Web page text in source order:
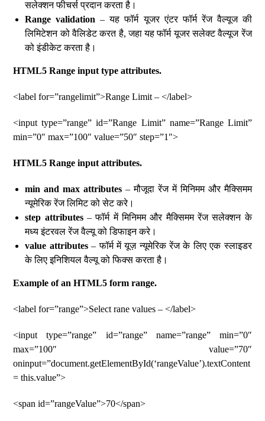
सलेक्शन फीचर्स प्रदान करता है।
Range validation – यह फॉर्म यूजर एंटर फॉर्म रेंज वैल्यूज की
लिमिटेशन को वैलिडेट करत है, जहा यह फॉर्म यूजर सलेक्ट वैल्यूज रेंज
को इंडीकेट करता है।
HTML5 Range input type attributes.
<label for=”rangelimit”>Range Limit – </label>
<input type=”range” id=”Range Limit” name=”Range Limit”
min=”0″ max=”100″ value=”50″ step=”1″>
HTML5 Range input attributes.
min and max attributes – मौजूदा रेंज में मिनिमम और मैक्सिमम
न्यूमेरिक रेंज लिमिट को सेट करे।
step attributes– फॉर्म में मिनिमम और मैक्सिमम रेंज सलेक्शन के
मध्य इंटरवल रेंज वैल्यू को डिफाइन करे।
value attributes– फॉर्म में यूज़ न्यूमेरिक रेंज के लिए एक स्लाइडर
के लिए इनिशियल वैल्यू को फिक्स करता है।
Example of an HTML5 form range.
<label for=”range”>Select rane values – </label>
<input type=”range” id=”range” name=”range” min=”0″
max=”100″ value=”70″
oninput=”document.getElementById(‘rangeValue’).textContent
= this.value”>
<span id=”rangeValue”>70</span>